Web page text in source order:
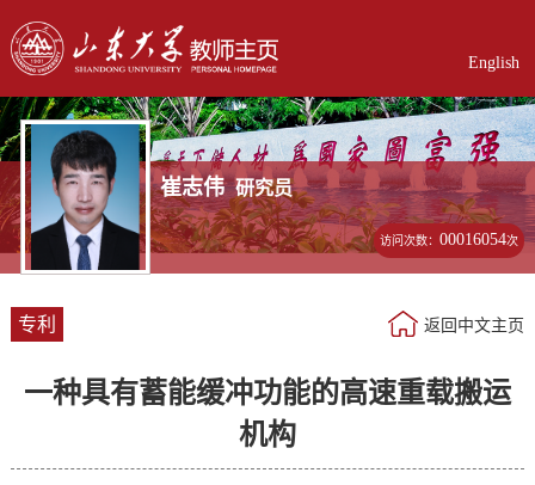
English
崔志伟 研究员
访问次数：00016054次
专利 返回中文主页
一种具有蓄能缓冲功能的高速重载搬运
机构